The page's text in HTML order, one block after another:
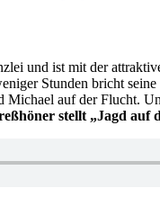
und ist mit der
Stunden bricht
auf der Flucht.
stellt „Jagd auf